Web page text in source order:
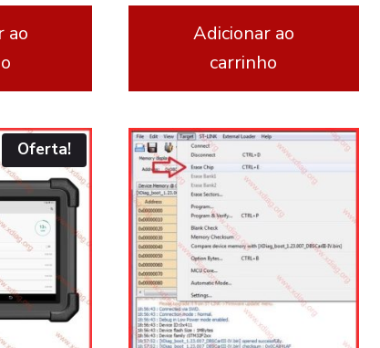
ao
270.00€.235.00€.
Adicionar ao
carrinho
Oferta!